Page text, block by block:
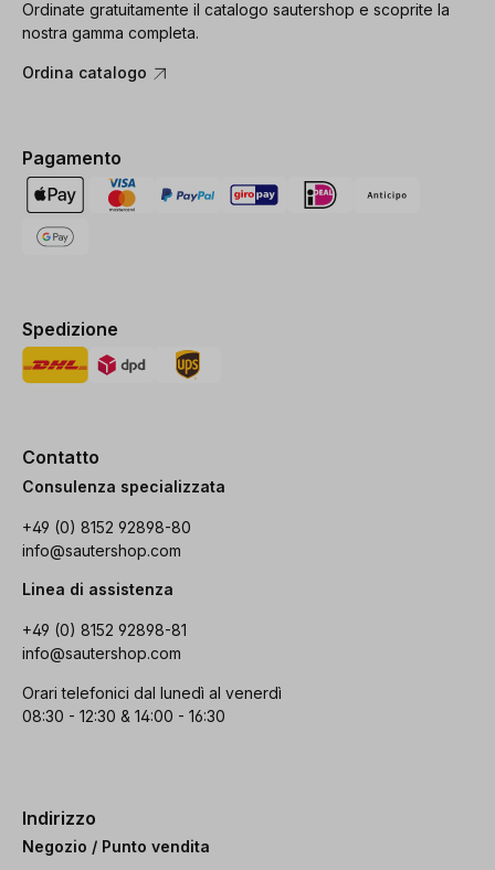
Ordinate gratuitamente il catalogo sautershop e scoprite la
nostra gamma completa.
Ordina catalogo
Pagamento
Spedizione
Contatto
Consulenza specializzata
+49 (0) 8152 92898-80
info@sautershop.com
Linea di assistenza
+49 (0) 8152 92898-81
info@sautershop.com
Orari telefonici dal lunedì al venerdì
08:30 - 12:30 & 14:00 - 16:30
Indirizzo
Negozio / Punto vendita